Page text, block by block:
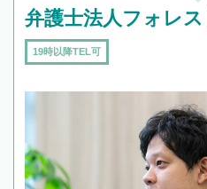
弁護士法人フォレ
19時以降TEL可